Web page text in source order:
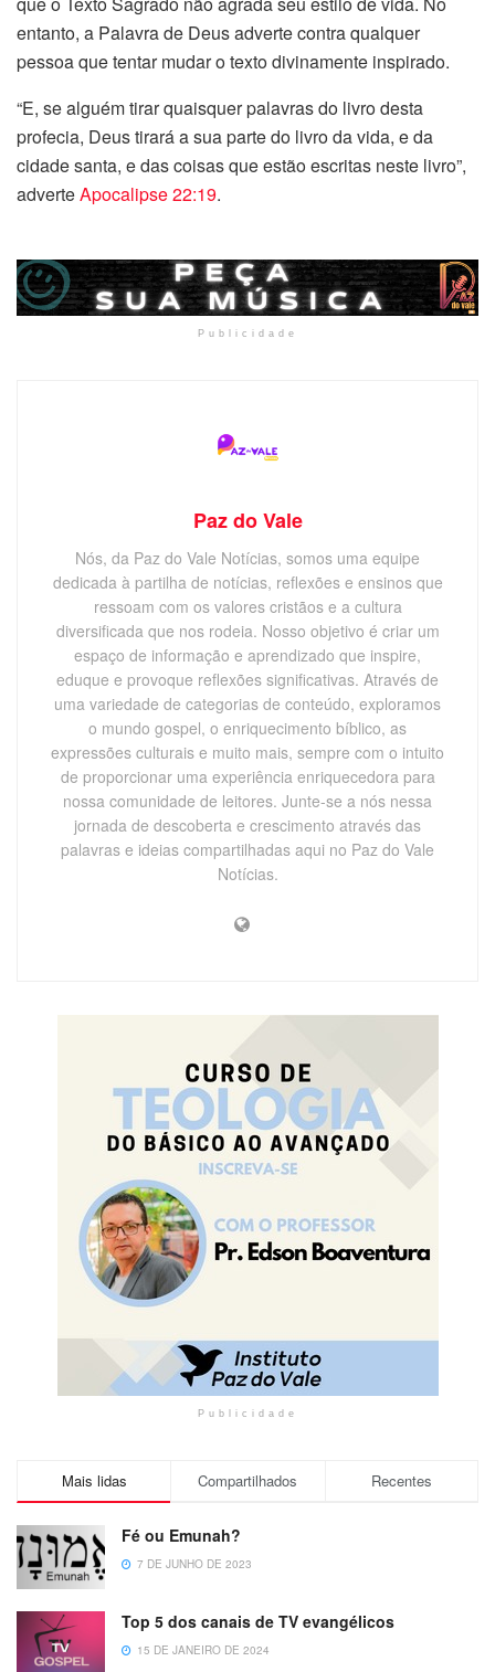
entanto, a Palavra de Deus adverte contra qualquer
pessoa que tentar mudar o texto divinamente inspirado.
“E, se alguém tirar quaisquer palavras do livro desta
profecia, Deus tirará a sua parte do livro da vida, e da
cidade santa, e das coisas que estão escritas neste livro”,
adverteApocalipse 22:19.
Publicidade
Paz do Vale
Nós, da Paz do Vale Notícias, somos uma equipe
dedicada à partilha de notícias, reflexões e ensinos que
ressoam com os valores cristãos e a cultura
diversificada que nos rodeia. Nosso objetivo é criar um
espaço de informação e aprendizado que inspire,
eduque e provoque reflexões significativas. Através de
uma variedade de categorias de conteúdo, exploramos
o mundo gospel, o enriquecimento bíblico, as
expressões culturais e muito mais, sempre com o intuito
de proporcionar uma experiência enriquecedora para
nossa comunidade de leitores. Junte-se a nós nessa
jornada de descoberta e crescimento através das
palavras e ideias compartilhadas aqui no Paz do Vale
Notícias.
Publicidade
Mais lidas Compartilhados Recentes
Fé ou Emunah?
7 DE JUNHO DE 2023
Top 5 dos canais de TV evangélicos
15 DE JANEIRO DE 2024